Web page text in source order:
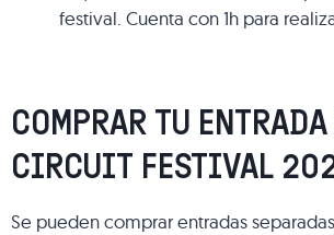
festival. Cuenta con 1h para
COMPRAR TU
CIRCUIT FESTIVAL
Se pueden comprar entradas